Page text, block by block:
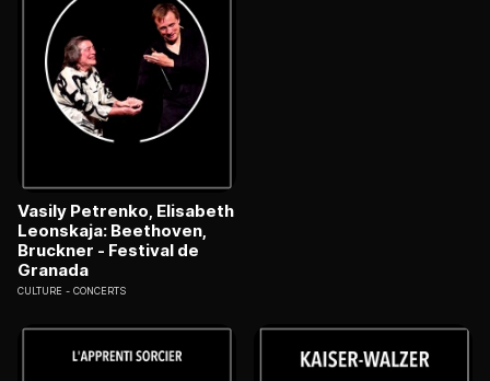
Vasily Petrenko, Elisabeth
Leonskaja: Beethoven,
Bruckner - Festival de
Granada
CULTURE CONCERTS